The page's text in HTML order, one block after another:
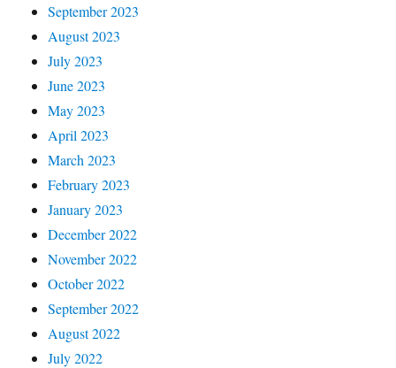
September 2023
August 2023
July 2023
June 2023
May 2023
April 2023
March 2023
February 2023
January 2023
December 2022
November 2022
October 2022
September 2022
August 2022
July 2022